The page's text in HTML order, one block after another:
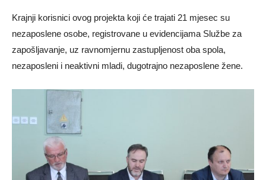
Krajnji korisnici ovog projekta koji će trajati 21 mjesec su
nezaposlene osobe, registrovane u evidencijama Službe za
zapošljavanje, uz ravnomjernu zastupljenost oba spola,
nezaposleni i neaktivni mladi, dugotrajno nezaposlene žene.